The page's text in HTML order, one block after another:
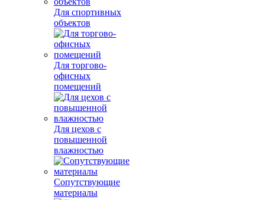
Для спортивных
объектов
Для торгово-
офисных
помещений
Для цехов с
повышенной
влажностью
Сопутствующие
материалы